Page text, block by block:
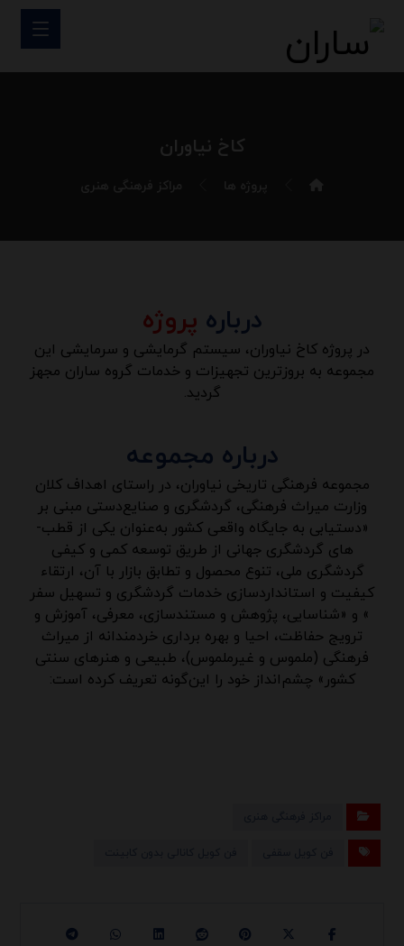
کاخ نیاوران
مراکز فرهنگی هنری
درباره پروژه
در پروژه کاخ نیاوران، سیستم گرمایشی و سرمایشی این
مجموعه به بروزترین تجهیزات و خدمات گروه ساران مجهز
گردید.
درباره مجموعه
مجموعه فرهنگی تاریخی نیاوران، در راستای اهداف کلان
وزارت میراث فرهنگی، گردشگری و صنایع‌دستی مبنی بر
«دستیابی به جایگاه واقعی کشور به‌عنوان یکی از قطب­
های گردشگری جهانی از طریق توسعه کمی و کیفی
گردشگری ملی، تنوع محصول و تطابق بازار با آن، ارتقاء
کیفیت و استانداردسازی خدمات گردشگری و تسهیل سفر
» و «شناسایی، پژوهش و مستند­سازی، معرفی، آموزش و
ترویج حفاظت، احیا و بهره برداری خردمندانه از میراث
فرهنگی (ملموس و غیرملموس)، طبیعی و هنرهای سنتی
کشور» چشم‌انداز خود را این‌گونه تعریف کرده است:
مراکز فرهنگی هنری